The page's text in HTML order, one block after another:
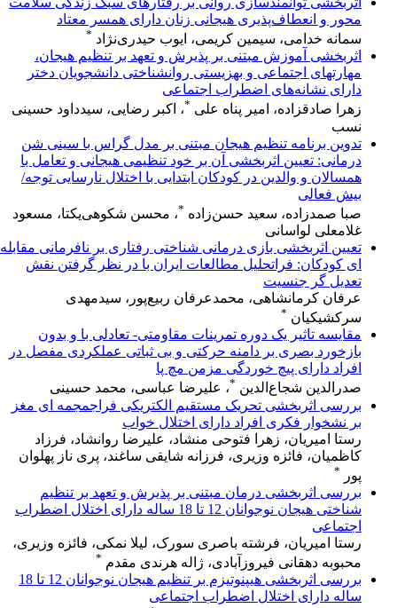
محور و انعطاف‌پذیری هیجانی زنان دارای همسر معتاد
سمانه خدامی، سیمین کریمی، ایوب حیدری‌نژاد *
اثربخشی آموزش مبتنی بر پذیرش و تعهد بر تنظیم هیجان،
مهارتهای اجتماعی و بهزیستی روانشناختی دانشجویان دختر
دارای نشانه‌های اضطراب اجتماعی
زهرا صادقزاده، امیر پناه علی * ، اکبر رضایی، سیدداود حسینی
نسب
تدوین برنامه تنظیم هیجان مبتنی بر مدل گراس با سینی شن
درمانی: تعیین اثربخشی آن بر خود تنظیمی هیجانی و تعامل با
همسالان و والدین در کودکان ابتدایی با اختلال نارسایی توجه/
بیش فعالی
صبا صمدزاده، سعید حسن‌زاده *، محسن شکوهی‌یکتا، مسعود
غلامعلی لواسانی
تعیین اثربخشی بازی درمانی شناختی رفتاری بر نافرمانی مقابله
ای کودکان: فراتحلیل مطالعات ایران با در نظر گرفتن نقش
تعدیل گر جنسیت
عرفان کرمانشاهی، محمدعرفان ربیع‌پور، سیدمهدی
سرکشیکیان *
مقایسه تاثیر یک دوره تمرینات مقاومتی- تعادلی با و بدون
بازخورد بصری بر دامنه حرکتی و بی ثباتی عملکردی مفصل در
افراد دارای پیچ خوردگی مزمن مچ پا
صدرالدین شجاع‌الدین * ، علیرضا عباسی، محمد حسینی
بررسی اثربخشی تحریک مستقیم الکتریکی فراجمجمه ای مغز
بر نشخوار فکری افراد دارای اختلال خواب
رستا امیریان، زهرا فتوحی منشاد، علیرضا روانشاد، فرزاد
کاظمیان، فائزه وزیری، فرزانه شایقی ساغند، پری ناز پهلوان
پور
*
بررسی اثربخشی درمان مبتنی بر پذیرش و تعهد بر تنظیم
شناختی هیجان نوجوانان 12 تا 18 ساله دارای اختلال اضطراب
اجتماعی
رستا امیریان، فرشته باصری سورک، لیلا نمکی، فائزه وزیری،
محبوبه دهقانی فیروزآبادی، ژاله هرندی مقدم *
بررسی اثربخشی هیپنوتیزم بر تنظیم هیجان نوجوانان 12 تا 18
ساله دارای اختلال اضطراب اجتماعی